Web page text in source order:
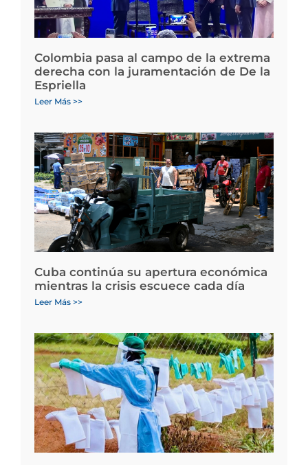
Colombia pasa al campo de la extrema
derecha con la juramentación de De la
Espriella
Leer Más >>
Cuba continúa su apertura económica
mientras la crisis escuece cada día
Leer Más >>